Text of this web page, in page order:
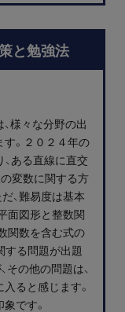
る
祝日)
と勉強法
様々な分野の出
。２０２４年の
、ある直線に直交
の変数に関する方
、難易度は基本
面図形と整数関
数関数を含む式の
する問題が出題
その他の問題は、
ると感じます。
です。